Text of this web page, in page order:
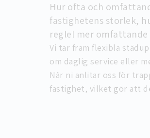
Hur ofta och
fastighetens storlek,
reglel mer
Vi tar fram flexibla
om daglig service eller
När ni anlitar oss för
fastighet, vilket gör att